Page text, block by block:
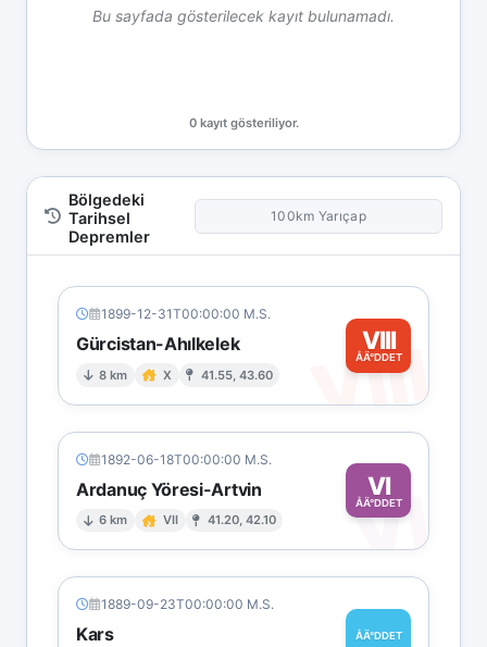
Bu sayfada gösterilecek kayıt bulunamadı.
0 kayıt gösteriliyor.
Bölgedeki
Tarihsel
Depremler
100km Yarıçap
1899-12-31T00:00:00 M.S.
Gürcistan-Ahılkelek
8 km X 41.55, 43.60
VIII
ÅÄ°DDET
VIII
1892-06-18T00:00:00 M.S.
Ardanuç Yöresi-Artvin
6 km VII 41.20, 42.10
VI
ÅÄ°DDET
VI
1889-09-23T00:00:00 M.S.
Kars ÅÄ°DDET